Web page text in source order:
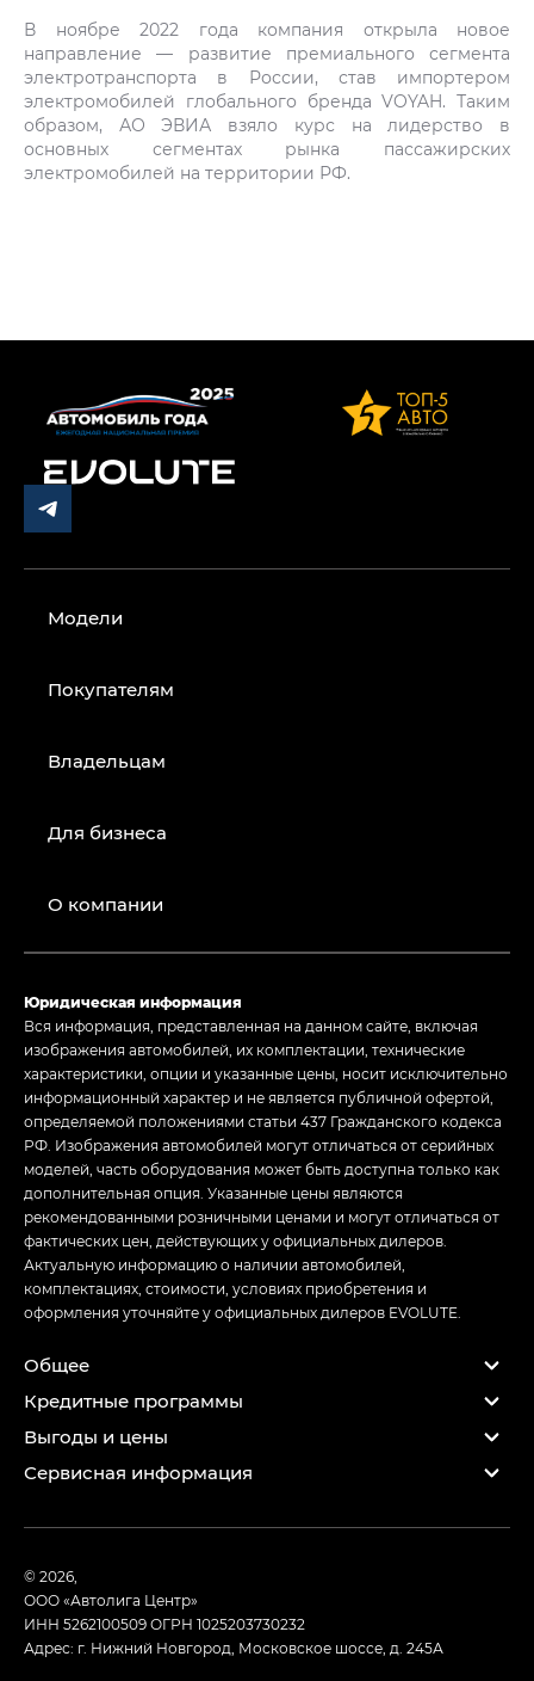
В ноябре 2022 года компания открыла новое
направление — развитие премиального сегмента
электротранспорта в России, став импортером
электромобилей глобального бренда VOYAH. Таким
образом, АО ЭВИА взяло курс на лидерство в
основных сегментах рынка пассажирских
электромобилей на территории РФ.
Модели
Покупателям
Владельцам
Для бизнеса
О компании
Юридическая информация
Вся информация, представленная на данном сайте, включая
изображения автомобилей, их комплектации, технические
характеристики, опции и указанные цены, носит исключительно
информационный характер и не является публичной офертой,
определяемой положениями статьи 437 Гражданского кодекса
РФ. Изображения автомобилей могут отличаться от серийных
моделей, часть оборудования может быть доступна только как
дополнительная опция. Указанные цены являются
рекомендованными розничными ценами и могут отличаться от
фактических цен, действующих у официальных дилеров.
Актуальную информацию о наличии автомобилей,
комплектациях, стоимости, условиях приобретения и
оформления уточняйте у официальных дилеров EVOLUTE.
Общее
Кредитные программы
Выгоды и цены
Сервисная информация
© 2026,
ООО «Автолига Центр»
ИНН 5262100509ОГРН 1025203730232
Адрес: г. Нижний Новгород, Московское шоссе, д. 245А